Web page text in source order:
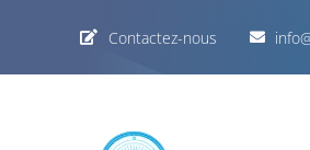
Contactez-nous